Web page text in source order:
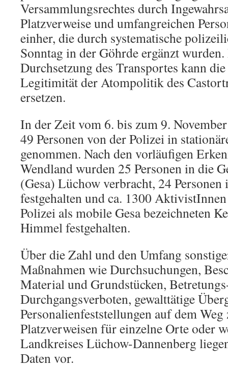
Versammlungsrechtes durch
Platzverweise und umfangreichen
einher, die durch systematische
Sonntag in der Göhrde ergänzt
Durchsetzung des Transportes kann
Legitimität der Atompolitik des
ersetzen.
In der Zeit vom 6. bis zum 9.
49 Personen von der Polizei in
genommen. Nach den vorläufigen
Wendland wurden 25 Personen in die
(Gesa) Lüchow verbracht, 24
festgehalten und ca. 1300
Polizei als mobile Gesa bezeichneten
Himmel festgehalten.
Über die Zahl und den Umfang
Maßnahmen wie Durchsuchungen,
Material und Grundstücken,
Durchgangsverboten, gewalttätige
Personalienfeststellungen auf dem
Platzverweisen für einzelne Orte oder
Landkreises Lüchow-Dannenberg
Daten vor.